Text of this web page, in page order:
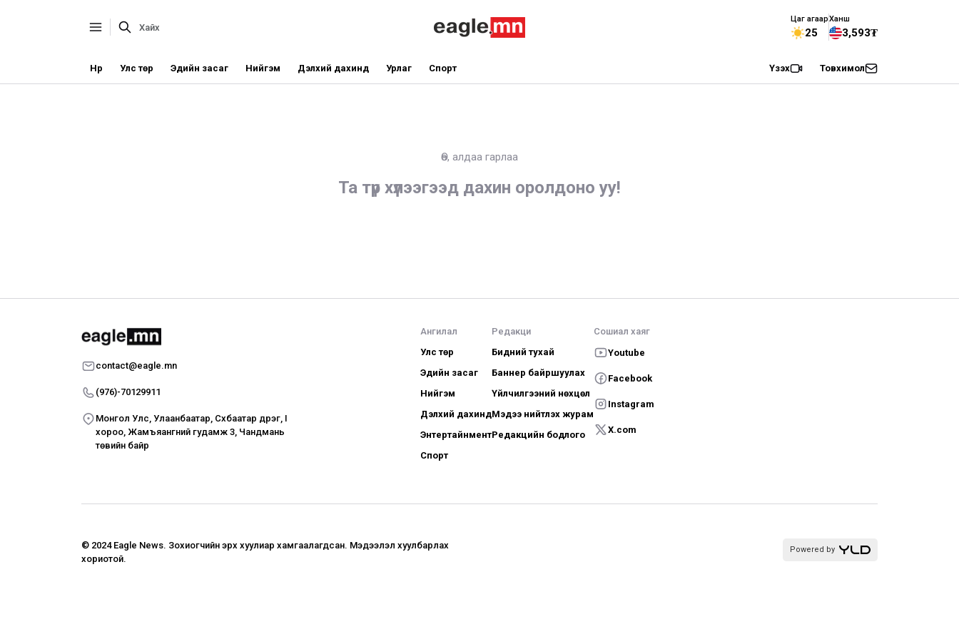
Цаг агаар
25
Ханш
3,593₮
Нүүр Улс төр Эдийн засаг Нийгэм Дэлхий дахинд Урлаг Спорт Үзэх Товхимол
Өө, алдаа гарлаа
Та түр хүлээгээд дахин оролдоно уу!
contact@eagle.mn
(976)-70129911
Монгол Улс, Улаанбаатар, Сүхбаатар дүүрэг, I
хороо, Жамъяангүний гудамж 3, Чандмань
төвийн байр
Ангилал
Улс төр
Эдийн засаг
Нийгэм
Дэлхий дахинд
Энтертайнмент
Спорт
Редакци
Бидний тухай
Баннер байршуулах
Үйлчилгээний нөхцөл
Мэдээ нийтлэх журам
Редакцийн бодлого
Сошиал хаяг
Youtube
Facebook
Instagram
X.com
© 2024 Eagle News. Зохиогчийн эрх хуулиар хамгаалагдсан. Мэдээлэл хуулбарлах
хориотой.
Powered by